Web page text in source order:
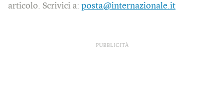
articolo. Scrivici a: posta@internazionale.it
PUBBLICITÀ